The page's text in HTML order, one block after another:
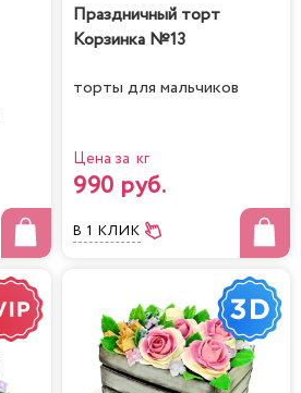
Праздничный торт
Корзинка №13
торты для мальчиков
Цена за кг
990 руб.
В 1 КЛИК